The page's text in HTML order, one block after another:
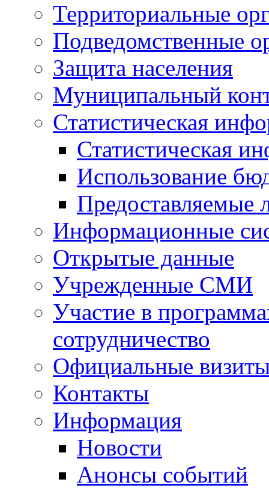
Территориальные
Подведомственные
Защита населения
Муниципальный
Статистическая
Статистическая
Использование
Предоставляемые
Информационные
Открытые данные
Учрежденные СМИ
Участие в
сотрудничество
Официальные
Контакты
Информация
Новости
Анонсы событий